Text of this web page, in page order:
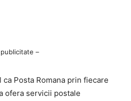
–
Posta Romana prin fiecare
ofera servicii postale